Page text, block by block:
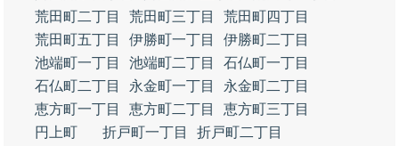
荒田町二丁目
荒田町三丁目
荒田町四丁目
荒田町五丁目
伊勝町一丁目
伊勝町二丁目
池端町一丁目
池端町二丁目
石仏町一丁目
石仏町二丁目
永金町一丁目
永金町二丁目
恵方町一丁目
恵方町二丁目
恵方町三丁目
円上町
折戸町一丁目
折戸町二丁目